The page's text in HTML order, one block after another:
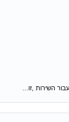
השירות ,זו...